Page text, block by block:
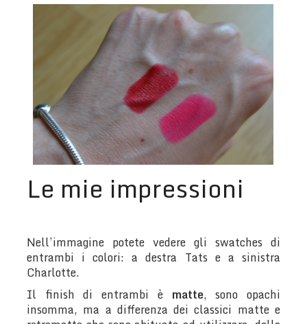
Le mie impressioni
Nell’immagine potete vedere gli swatches di
entrambi i colori: a destra Tats e a sinistra
Charlotte.
Il finish di entrambi è matte, sono opachi
insomma, ma a differenza dei classici matte e